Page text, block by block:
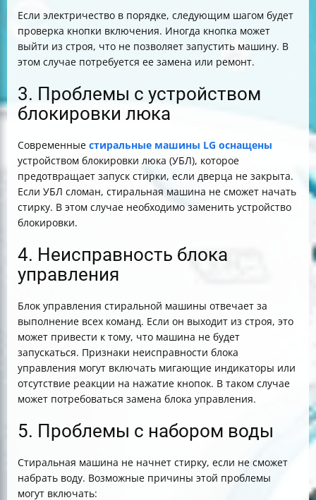
Если электричество в порядке, следующим шагом будет
проверка кнопки включения. Иногда кнопка может
выйти из строя, что не позволяет запустить машину. В
этом случае потребуется ее замена или ремонт.
3. Проблемы с устройством
блокировки люка
Современные стиральные машины LG оснащены
устройством блокировки люка (УБЛ), которое
предотвращает запуск стирки, если дверца не закрыта.
Если УБЛ сломан, стиральная машина не сможет начать
стирку. В этом случае необходимо заменить устройство
блокировки.
4. Неисправность блока
управления
Блок управления стиральной машины отвечает за
выполнение всех команд. Если он выходит из строя, это
может привести к тому, что машина не будет
запускаться. Признаки неисправности блока
управления могут включать мигающие индикаторы или
отсутствие реакции на нажатие кнопок. В таком случае
может потребоваться замена блока управления.
5. Проблемы с набором воды
Стиральная машина не начнет стирку, если не сможет
набрать воду. Возможные причины этой проблемы
могут включать: